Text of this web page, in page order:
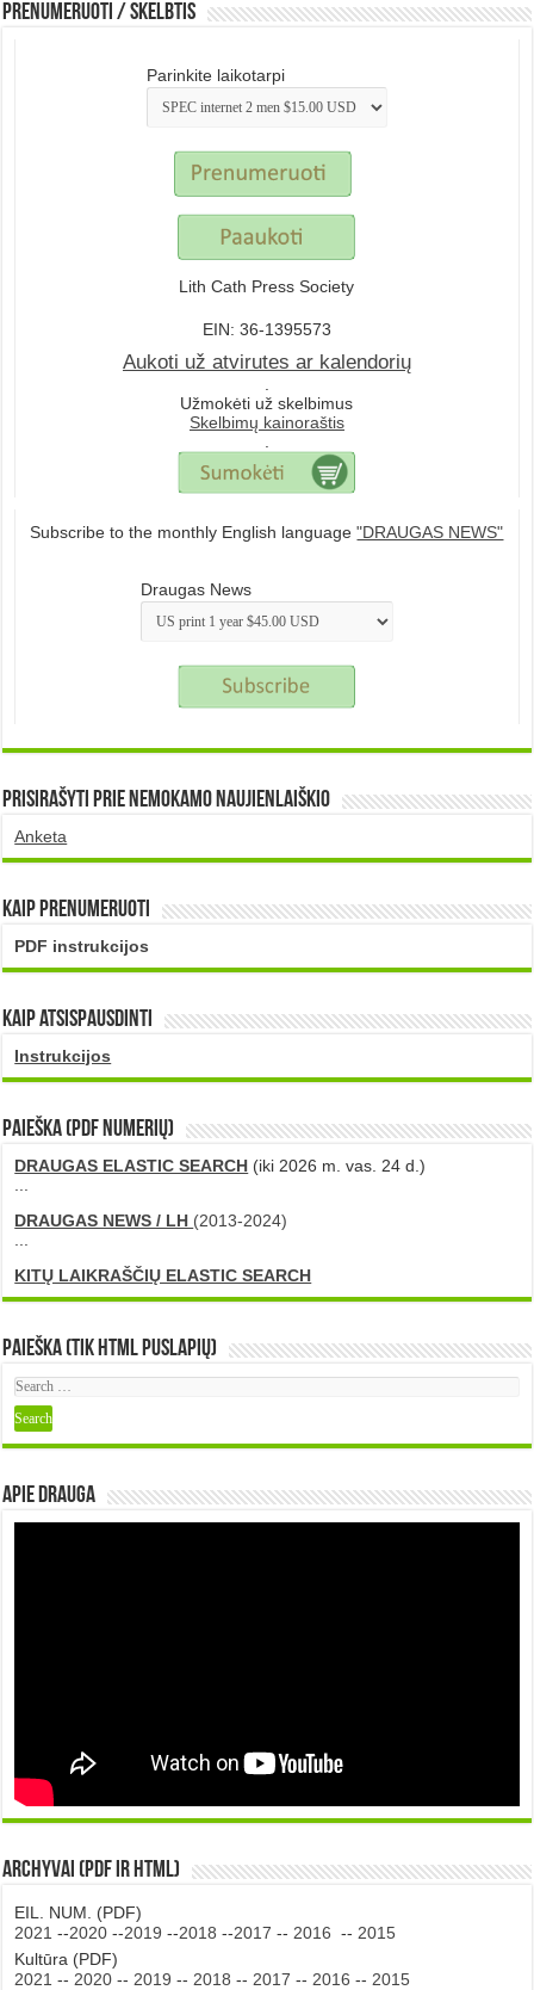
Prenumeruoti / Skelbtis
Parinkite laikotarpi
Lith Cath Press Society
EIN: 36-1395573
Aukoti už atvirutes ar kalendorių
Užmokėti už skelbimus
Skelbimų kainoraštis
Subscribe to the monthly English language"DRAUGAS NEWS"
Draugas News
Prisirašyti prie nemokamo naujienlaiškio
Anketa
Kaip prenumeruoti
PDF instrukcijos
Kaip atsispausdinti
Instrukcijos
PAIEŠKA (PDF numerių)
DRAUGAS ELASTIC SEARCH (iki 2026 m. vas. 24 d.)
DRAUGAS NEWS / LH (2013-2024)
KITŲ LAIKRAŠČIŲ ELASTIC SEARCH
Paieška (tik HTML puslapių)
Apie DRAUGA
Archyvai (PDF ir HTML)
EIL. NUM. (PDF)
2021 --2020 --2019 --2018 --2017 -- 2016 -- 2015
Kultūra (PDF)
2021 -- 2020 -- 2019 -- 2018 -- 2017 -- 2016 -- 2015